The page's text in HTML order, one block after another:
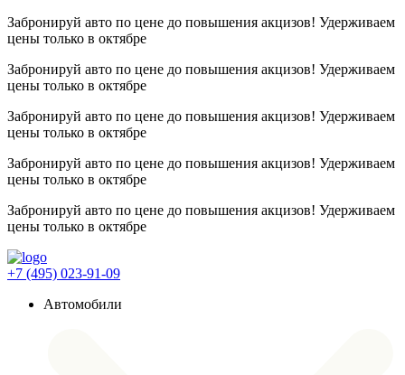
Забронируй авто по цене до повышения акцизов! Удерживаем
цены только в октябре
Забронируй авто по цене до повышения акцизов! Удерживаем
цены только в октябре
Забронируй авто по цене до повышения акцизов! Удерживаем
цены только в октябре
Забронируй авто по цене до повышения акцизов! Удерживаем
цены только в октябре
Забронируй авто по цене до повышения акцизов! Удерживаем
цены только в октябре
+7 (495) 023-91-09
Автомобили